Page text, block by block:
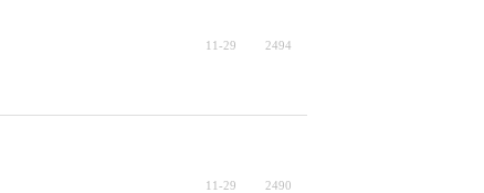
11-29 2494
11-29 2490